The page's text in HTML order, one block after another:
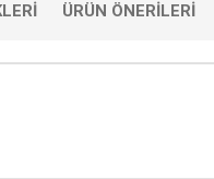
ÜRÜN ÖNERILERI